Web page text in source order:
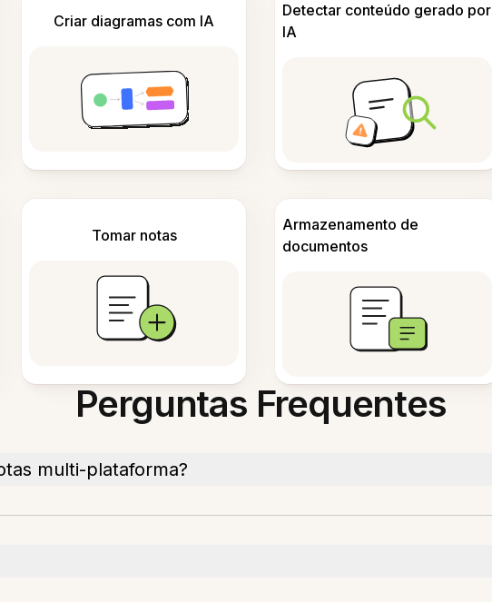
Criar diagramas com IA
Detectar conteúdo gerado por
IA
Tomar notas
Armazenamento de
documentos
Perguntas Frequentes
multi-plataforma?